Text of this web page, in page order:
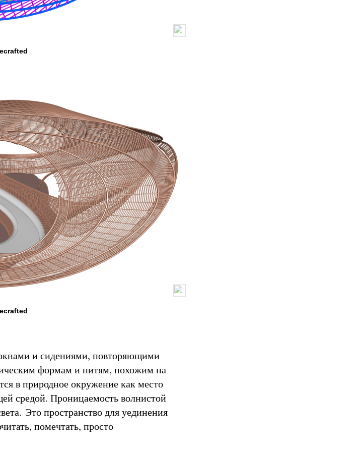
и сидениями, повторяющими
формам и нитям, похожим на
в природное окружение как место
средой. Проницаемость волнистой
Это пространство для уединения
помечтать, просто